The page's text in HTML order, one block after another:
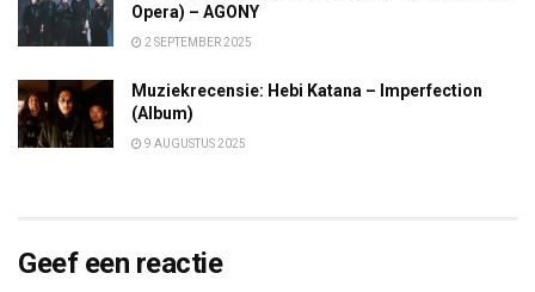
Opera) – AGONY
2 SEPTEMBER 2025
Muziekrecensie: Hebi Katana – Imperfection
(Album)
9 AUGUSTUS 2025
Geef een reactie